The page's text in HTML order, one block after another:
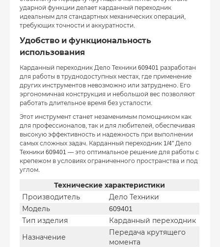
ударной функции делает карданный переходник
идеальным для стандартных механических операций,
требующих точности и аккуратности.
Удобство и функциональность
использования
Карданный переходник Дело Техники 609401 разработан
для работы в труднодоступных местах, где применение
других инструментов невозможно или затруднено. Его
эргономичная конструкция и небольшой вес позволяют
работать длительное время без усталости.
Этот инструмент станет незаменимым помощником как
для профессионалов, так и для любителей, обеспечивая
высокую эффективность и надежность при выполнении
самых сложных задач. Карданный переходник 1/4″ Дело
Техники 609401 — это оптимальное решение для работы с
крепежом в условиях ограниченного пространства и под
углом.
Технические характеристики
Производитель
Дело Техники
Модель
609401
Тип изделия
Карданный переходник
Назначение
Передача крутящего
момента